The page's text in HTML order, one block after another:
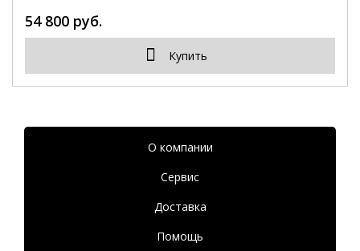
54 800 руб.
Купить
О компании
Сервис
Доставка
Помощь